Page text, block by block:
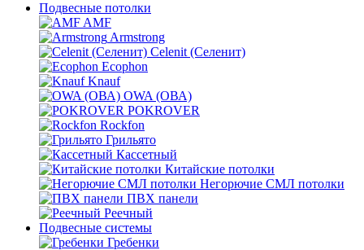
Подвесные потолки
AMF
Armstrong
Celenit (Селенит)
Ecophon
Knauf
OWA (ОВА)
POKROVER
Rockfon
Грильято
Кассетный
Китайские потолки
Негорючие СМЛ потолки
ПВХ панели
Реечный
Подвесные системы
Гребенки